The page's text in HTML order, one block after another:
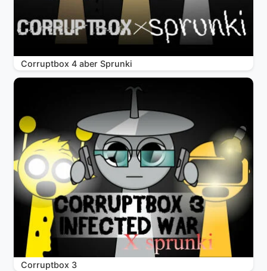
Corruptbox 4 aber Sprunki
Corruptbox 3